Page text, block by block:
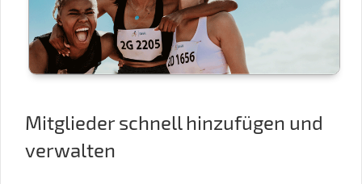
Mitglieder schnell hinzufügen und
verwalten